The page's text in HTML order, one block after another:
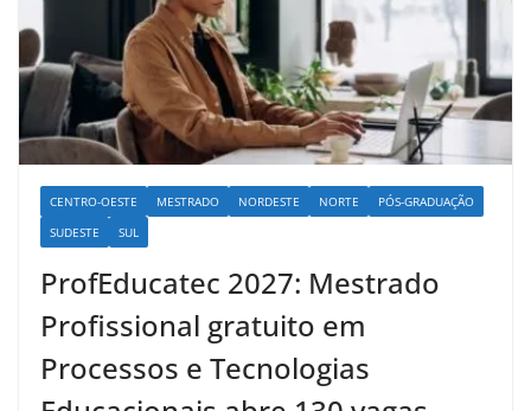
CENTRO-OESTE MESTRADO NORDESTE NORTE
PÓS-GRADUAÇÃO
SUDESTE
SUL
ProfEducatec 2027: Mestrado
Profissional gratuito em
Processos e Tecnologias